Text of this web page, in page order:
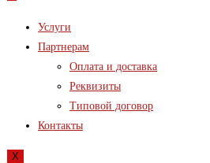
Услуги
Партнерам
Оплата и доставка
Реквизиты
Типовой договор
Контакты
X